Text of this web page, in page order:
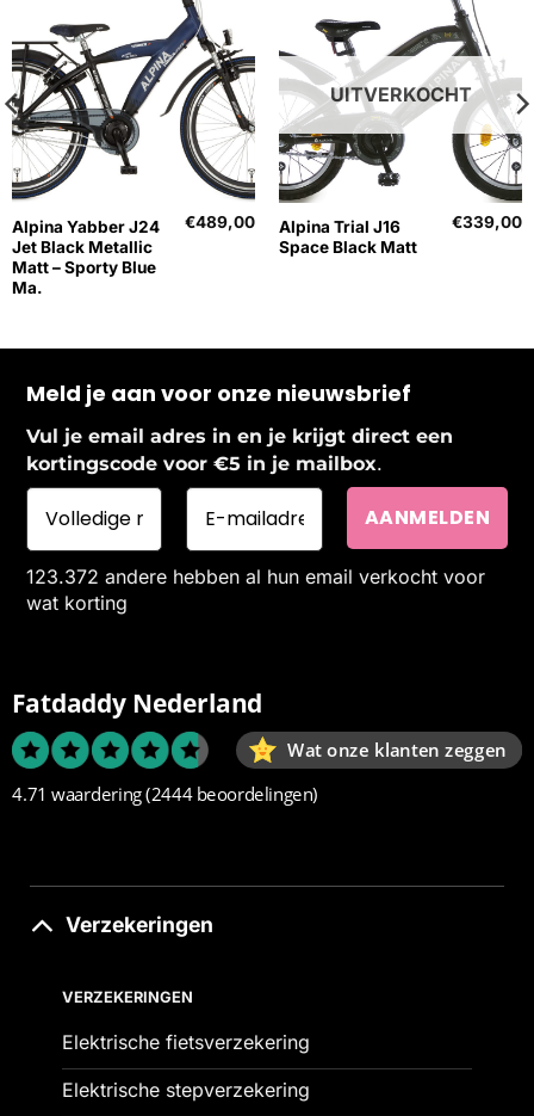
Alpina Yabber J24
Jet Black Metallic
Matt – Sporty Blue
Ma.
€489,00
UITVERKOCHT
Alpina Trial J16
Space Black Matt
€339,00
Meld je aan voor onze nieuwsbrief
Vul je email adres in en je krijgt direct een
kortingscode voor €5 in je mailbox.
123.372 andere hebben al hun email verkocht voor
wat korting
Fatdaddy Nederland
Wat onze klanten zeggen
4.71 waardering(2444 beoordelingen)
Verzekeringen
VERZEKERINGEN
Elektrische fietsverzekering
Elektrische stepverzekering